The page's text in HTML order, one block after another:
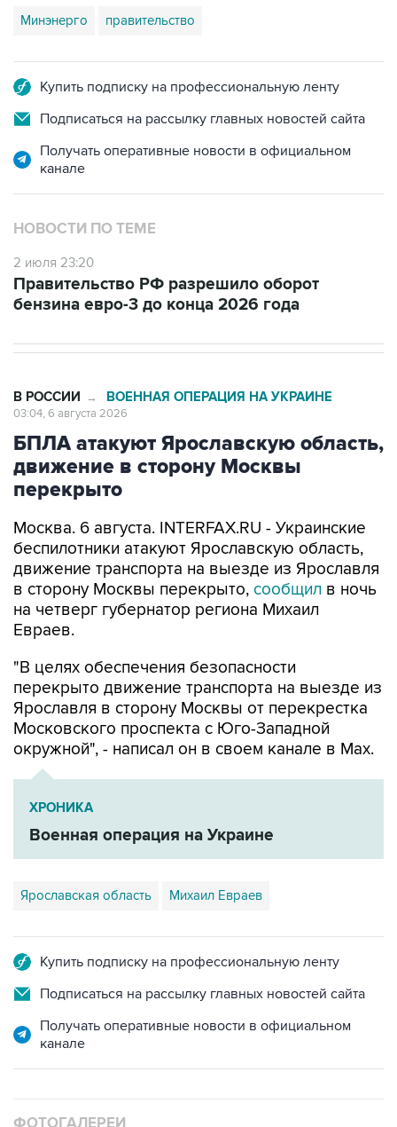
Минэнерго правительство
Купить подписку на профессиональную ленту
Подписаться на рассылку главных новостей сайта
Получать оперативные новости в официальном
канале
НОВОСТИ ПО ТЕМЕ
2 июля 23:20
Правительство РФ разрешило оборот
бензина евро-3 до конца 2026 года
В РОССИИ → ВОЕННАЯ ОПЕРАЦИЯ НА УКРАИНЕ
03:04, 6 августа 2026
БПЛА атакуют Ярославскую область,
движение в сторону Москвы
перекрыто
Москва. 6 августа. INTERFAX.RU - Украинские
беспилотники атакуют Ярославскую область,
движение транспорта на выезде из Ярославля
в сторону Москвы перекрыто, сообщил в ночь
на четверг губернатор региона Михаил
Евраев.
"В целях обеспечения безопасности
перекрыто движение транспорта на выезде из
Ярославля в сторону Москвы от перекрестка
Московского проспекта с Юго-Западной
окружной", - написал он в своем канале в Мах.
ХРОНИКА
Военная операция на Украине
Ярославская область Михаил Евраев
Купить подписку на профессиональную ленту
Подписаться на рассылку главных новостей сайта
Получать оперативные новости в официальном
канале
ФОТОГАЛЕРЕИ